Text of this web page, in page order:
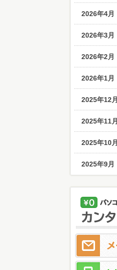
2026年4月
2026年3月
2026年2月
2026年1月
2025年12月
2025年11月
2025年10月
2025年9月